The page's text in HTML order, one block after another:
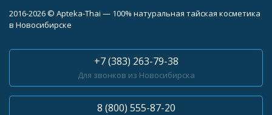
2016-2026 © Apteka-Thai — 100% натуральная тайская косметика
в Новосибирске
+7 (383) 263-79-38
Для звонков из Новосибирска
8 (800) 555-87-20